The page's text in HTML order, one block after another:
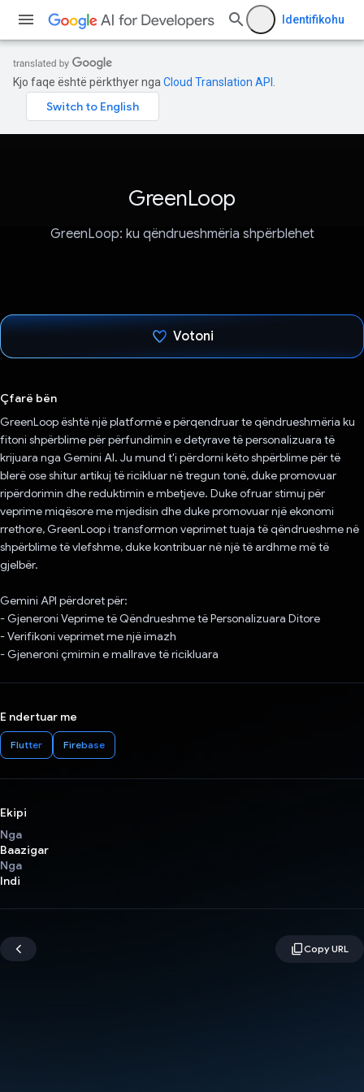
Identifikohu
Kjo faqe është përkthyer nga Cloud Translation API
GreenLoop
GreenLoop: ku qëndrueshmëria shpërblehet
Votoni
Çfarë bën
GreenLoop është një platformë e përqendruar te qëndrueshmëria ku
fitoni shpërblime për përfundimin e detyrave të personalizuara të
krijuara nga Gemini AI. Ju mund t'i përdorni këto shpërblime për të
blerë ose shitur artikuj të ricikluar në tregun tonë, duke promovuar
ripërdorimin dhe reduktimin e mbetjeve. Duke ofruar stimuj për
veprime miqësore me mjedisin dhe duke promovuar një ekonomi
rrethore, GreenLoop i transformon veprimet tuaja të qëndrueshme në
shpërblime të vlefshme, duke kontribuar në një të ardhme më të
gjelbër.
Gemini API përdoret për:
- Gjeneroni Veprime të Qëndrueshme të Personalizuara Ditore
- Verifikoni veprimet me një imazh
- Gjeneroni çmimin e mallrave të ricikluara
E ndertuar me
Flutter Firebase
Ekipi
Nga
Baazigar
Nga
Indi